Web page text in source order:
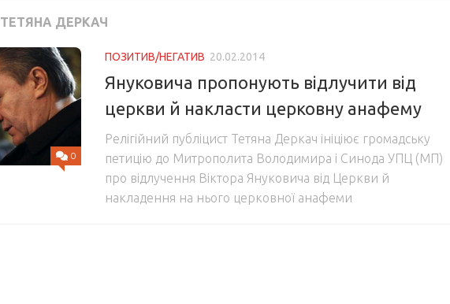
ТЕТЯНА ДЕРКАЧ
0
ПОЗИТИВ/НЕГАТИВ 20.02.2014
Януковича пропонують відлучити від
церкви й накласти церковну анафему
Релігійний публіцист Тетяна Деркач ініціює громадську
петицію до Митрополита Володимира і Синода УПЦ (МП)
про відлучення Віктора Януковича від Церкви й
накладення на нього церковної анафеми